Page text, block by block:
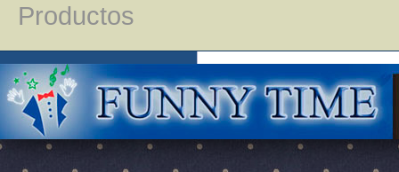
Productos